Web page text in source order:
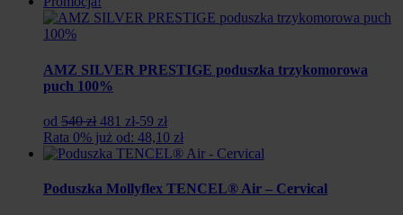
AMZ SILVER PRESTIGE poduszka trzykomorowa
puch 100%
od 540 zł Pierwotna
cena
wynosiła:
zł.
481 złAktualna
cena
wynosi:
zł.
-59 zł
Rata 0% już od: 48,10 zł
Poduszka Mollyflex TENCEL® Air – Cervical